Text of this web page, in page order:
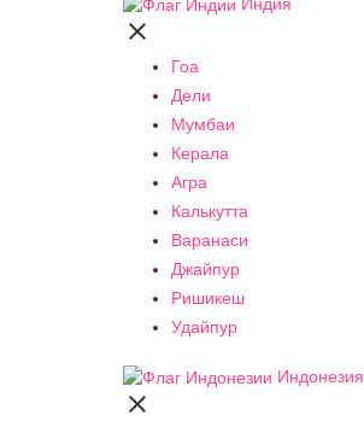

Гоа
Дели
Мумбаи
Керала
Агра
Калькутта
Варанаси
Джайпур
Ришикеш
Удайпур
Индонезия
